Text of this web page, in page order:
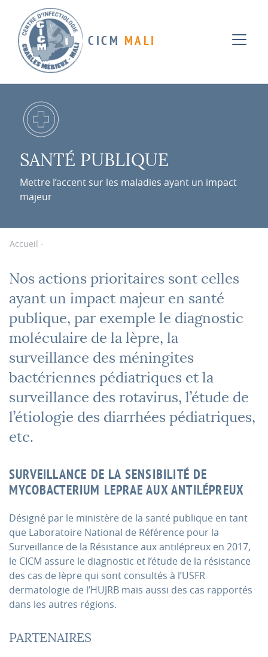
CICM MALI
SANTÉ PUBLIQUE
Mettre l’accent sur les maladies ayant un impact
majeur
Accueil -
Nos actions prioritaires sont celles
ayant un impact majeur en santé
publique, par exemple le diagnostic
moléculaire de la lèpre, la
surveillance des méningites
bactériennes pédiatriques et la
surveillance des rotavirus, l’étude de
l’étiologie des diarrhées pédiatriques,
etc.
SURVEILLANCE DE LA SENSIBILITÉ DE
MYCOBACTERIUM LEPRAE AUX ANTILÉPREUX
Désigné par le ministère de la santé publique en tant
que Laboratoire National de Référence pour la
Surveillance de la Résistance aux antilépreux en 2017,
le CICM assure le diagnostic et l’étude de la résistance
des cas de lèpre qui sont consultés à l’USFR
dermatologie de l’HUJRB mais aussi des cas rapportés
dans les autres régions.
PARTENAIRES